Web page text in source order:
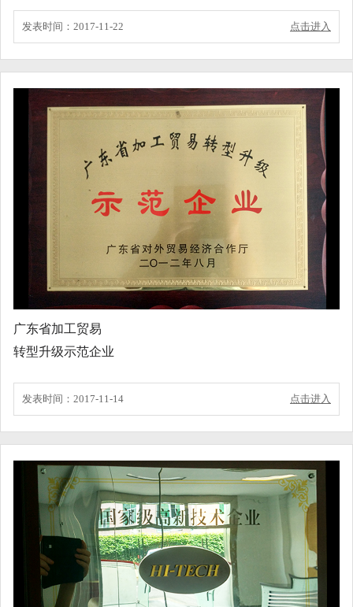
发表时间：2017-11-22 点击进入
广东省加工贸易
转型升级示范企业
发表时间：2017-11-14 点击进入